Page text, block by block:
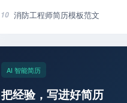
10 消防工程师简历模板范文
AI 智能简历
把经验，写进好简历